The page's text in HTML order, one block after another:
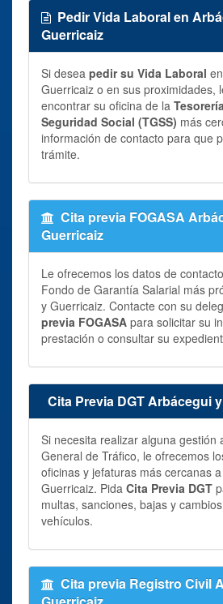
Pedir Vida Laboral en
Guerricaiz
Si desea pedir su Vida Laboral
Guerricaiz o en sus proximidades,
encontrar su oficina de la
Seguridad Social (TGSS) más
información de contacto para que
trámite.
Cita previa FOGASA
Guerricaiz
Le ofrecemos los datos de
Fondo de Garantía Salarial más
y Guerricaiz. Contacte con su
previa FOGASA para solicitar su
prestación o consultar su
Cita Previa DGT Arbácegui
Si necesita realizar alguna gestión
General de Tráfico, le ofrecemos
oficinas y jefaturas más cercanas
Guerricaiz. Pida Cita Previa DGT
multas, sanciones, bajas y
vehículos.
Cita previa Registro Civil